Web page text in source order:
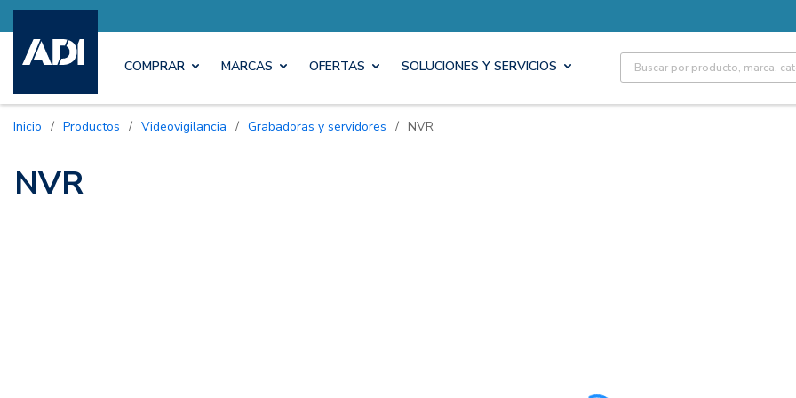
COMPRAR MARCAS OFERTAS SOLUCIONES Y SERVICIOS Site Search
Inicio / Productos / Videovigilancia / Grabadoras y servidores / NVR
NVR